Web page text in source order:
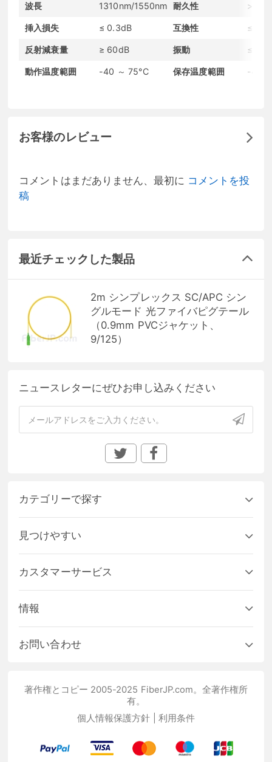
波長 1310nm/1550nm 耐久性
挿入損失 ≤ 0.3dB 互換性 ≤
反射減衰量 ≥ 60dB 振動 ≤
動作温度範囲 -40 ～ 75°C 保存温度範囲 -45
お客様のレビュー
コメントはまだありません、最初に コメントを投
稿
最近チェックした製品
2m シンプレックス SC/APC シン
グルモード 光ファイバピグテール
（0.9mm PVCジャケット、
9/125）
ニュースレターにぜひお申し込みください
カテゴリーで探す
見つけやすい
カスタマーサービス
情報
お問い合わせ
著作権とコピー 2005-2025 FiberJP.com。全著作権所
有。
個人情報保護方針
利用条件